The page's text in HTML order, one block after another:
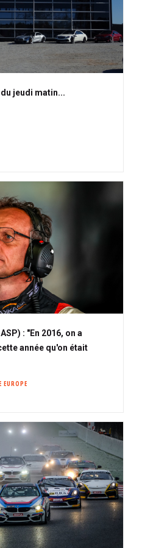
jeudi matin...
: "En 2016, on a
année qu'on était
EUROPE